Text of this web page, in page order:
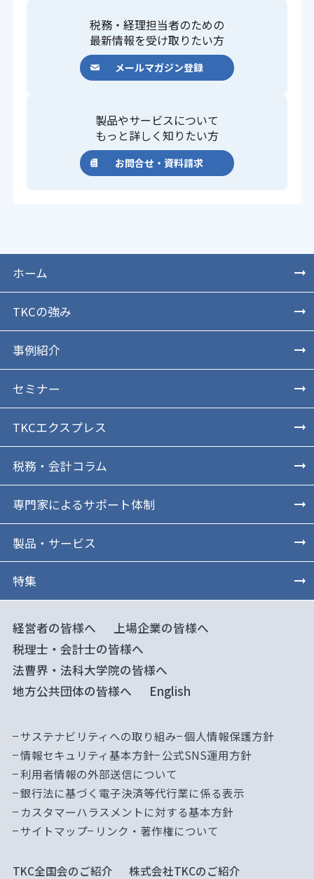
税務・経理担当者のための
最新情報を受け取りたい方
メールマガジン登録
製品やサービスについて
もっと詳しく知りたい方
お問合せ・資料請求
ホーム
TKCの強み
事例紹介
セミナー
TKCエクスプレス
税務・会計コラム
専門家によるサポート体制
製品・サービス
特集
経営者の皆様へ
上場企業の皆様へ
税理士・会計士の皆様へ
法曹界・法科大学院の皆様へ
地方公共団体の皆様へ
English
サステナビリティへの取り組み 個人情報保護方針
情報セキュリティ基本方針 公式SNS運用方針
利用者情報の外部送信について
銀行法に基づく電子決済等代行業に係る表示
カスタマーハラスメントに対する基本方針
サイトマップ
リンク・著作権について
TKC全国会のご紹介 株式会社TKCのご紹介